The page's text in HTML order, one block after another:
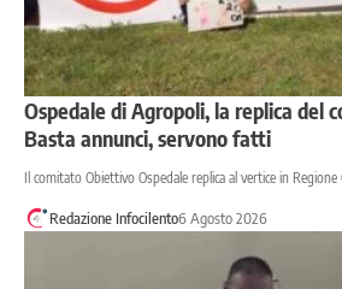
Ospedale di Agropoli, la replica del
Basta annunci, servono fatti
Il comitato Obiettivo Ospedale replica al vertice in Regione
Redazione Infocilento6 Agosto 2026